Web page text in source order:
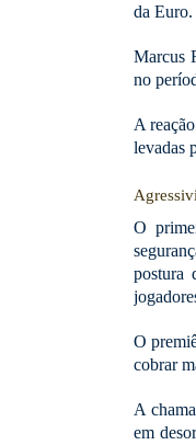
da Euro.
Marcus
no
A
levadas
O
postura
O
cobrar
A
em